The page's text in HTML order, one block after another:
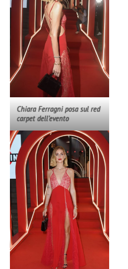
Chiara Ferragni posa sul red
carpet dell’evento